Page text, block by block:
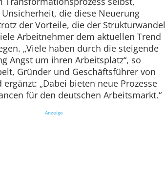
die diese Neuerung
der Vorteile, die der Strukturwandel
Arbeitnehmer dem aktuellen Trend
„Viele haben durch die steigende
Angst um ihren Arbeitsplatz“, so
Gründer und Geschäftsführer von
„Dabei bieten neue Prozesse
für den deutschen Arbeitsmarkt.“
Anzeige